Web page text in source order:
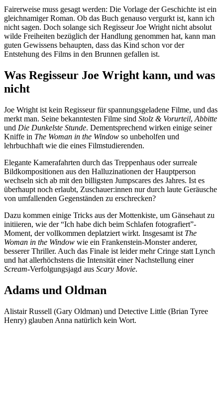
Fairerweise muss gesagt werden: Die Vorlage der Geschichte ist ein
gleichnamiger Roman. Ob das Buch genauso vergurkt ist, kann ich
nicht sagen. Doch solange sich Regisseur Joe Wright nicht absolut
wilde Freiheiten bezüglich der Handlung genommen hat, kann man
guten Gewissens behaupten, dass das Kind schon vor der
Entstehung des Films in den Brunnen gefallen ist.
Was Regisseur Joe Wright kann, und was
nicht
Joe Wright ist kein Regisseur für spannungsgeladene Filme, und das
merkt man. Seine bekanntesten Filme sind Stolz & Vorurteil, Abbitte
und Die Dunkelste Stunde. Dementsprechend wirken einige seiner
Kniffe in The Woman in the Window so unbeholfen und
lehrbuchhaft wie die eines Filmstudierenden.
Elegante Kamerafahrten durch das Treppenhaus oder surreale
Bildkompositionen aus den Halluzinationen der Hauptperson
wechseln sich ab mit den billigsten Jumpscares des Jahres. Ist es
überhaupt noch erlaubt, Zuschauer:innen nur durch laute Geräusche
von umfallenden Gegenständen zu erschrecken?
Dazu kommen einige Tricks aus der Mottenkiste, um Gänsehaut zu
initiieren, wie der “Ich habe dich beim Schlafen fotografiert”-
Moment, der vollkommen deplatziert wirkt. Insgesamt ist The
Woman in the Window wie ein Frankenstein-Monster anderer,
besserer Thriller. Auch das Finale ist leider mehr Cringe statt Lynch
und hat allerhöchstens die Intensität einer Nachstellung einer
Scream-Verfolgungsjagd aus Scary Movie.
Adams und Oldman
Alistair Russell (Gary Oldman) und Detective Little (Brian Tyree
Henry) glauben Anna natürlich kein Wort.